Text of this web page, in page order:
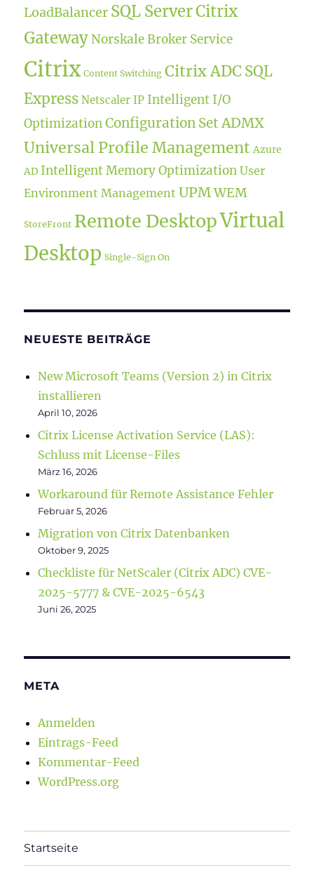
LoadBalancer SQL ServerCitrix
Gateway Norskale Broker Service
Citrix Content Switching Citrix ADC SQL
Express Netscaler IP Intelligent I/O
Optimization Configuration Set ADMX
Universal Profile Management Azure
AD Intelligent Memory Optimization User
Environment Management UPMWEM
StoreFront Remote DesktopVirtual
Desktop Single-Sign On
NEUESTE BEITRÄGE
New Microsoft Teams (Version 2) in Citrix
installieren
April 10, 2026
Citrix License Activation Service (LAS):
Schluss mit License-Files
März 16, 2026
Workaround für Remote Assistance Fehler
Februar 5, 2026
Migration von Citrix Datenbanken
Oktober 9, 2025
Checkliste für NetScaler (Citrix ADC) CVE-
2025-5777 & CVE-2025-6543
Juni 26, 2025
META
Anmelden
Eintrags-Feed
Kommentar-Feed
WordPress.org
Startseite